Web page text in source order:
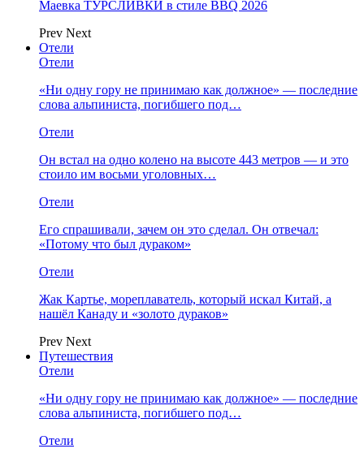
Маевка ТУРСЛИВКИ в стиле BBQ 2026
Prev Next
Отели
Отели
«Ни одну гору не принимаю как должное» — последние
слова альпиниста, погибшего под…
Отели
Он встал на одно колено на высоте 443 метров — и это
стоило им восьми уголовных…
Отели
Его спрашивали, зачем он это сделал. Он отвечал:
«Потому что был дураком»
Отели
Жак Картье, мореплаватель, который искал Китай, а
нашёл Канаду и «золото дураков»
Prev Next
Путешествия
Отели
«Ни одну гору не принимаю как должное» — последние
слова альпиниста, погибшего под…
Отели